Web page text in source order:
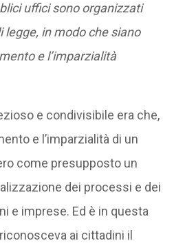
uffici sono organizzati
legge, in modo che siano
e l’imparzialità
e condivisibile era che,
e l’imparzialità di un
come presupposto un
dei processi e dei
e imprese. Ed è in questa
ai cittadini il